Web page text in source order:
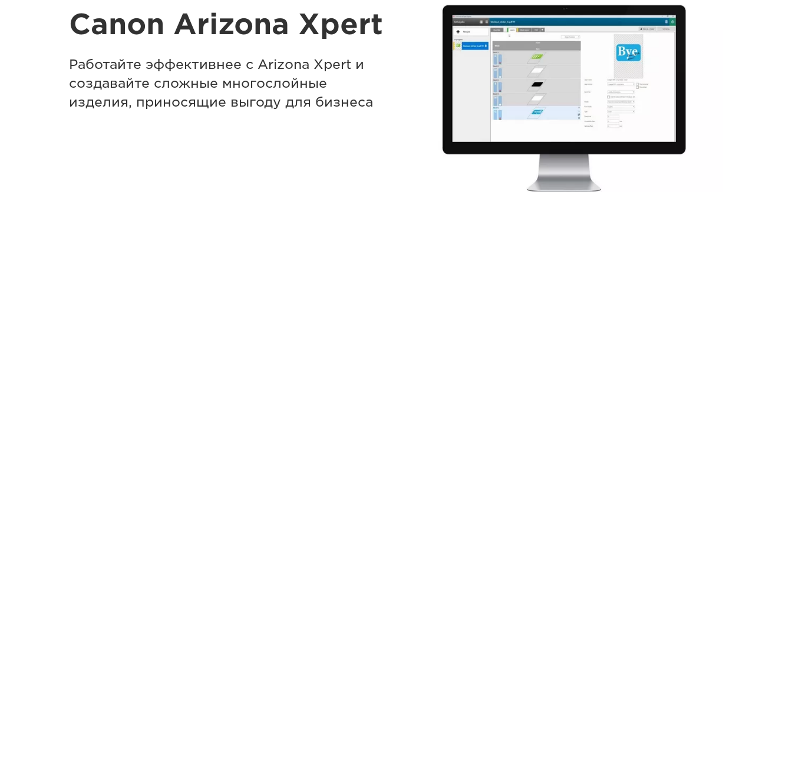
Canon Arizona Xpert
Работайте эффективнее с Arizona Xpert и
создавайте сложные многослойные
изделия, приносящие выгоду для бизнеса